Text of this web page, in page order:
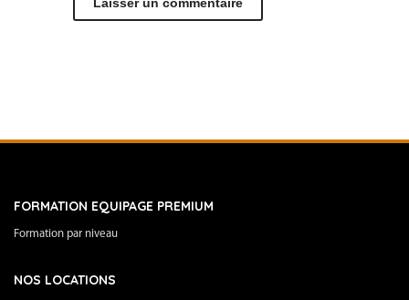
FORMATION EQUIPAGE PREMIUM
Formation par niveau
NOS LOCATIONS